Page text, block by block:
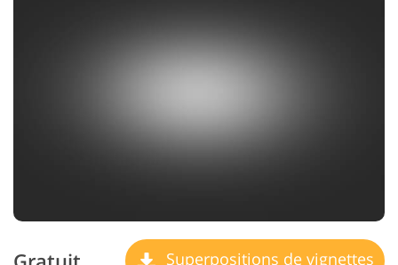
Superpositions de vignettes